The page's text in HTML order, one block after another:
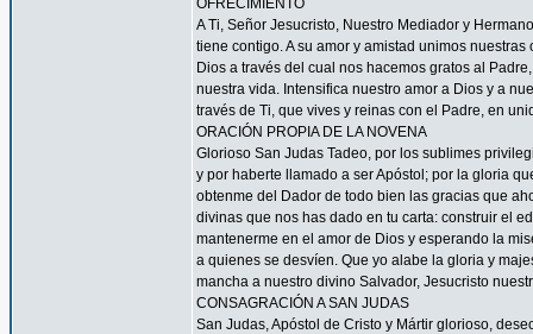
OFRECIMIENTO
A Ti, Señor Jesucristo, Nuestro Mediador y
tiene contigo. A su amor y amistad unimos
Dios a través del cual nos hacemos gratos al
nuestra vida. Intensifica nuestro amor a Dios y a
través de Ti, que vives y reinas con el Padre, en
ORACIÓN PROPIA DE LA NOVENA
Glorioso San Judas Tadeo, por los sublimes
y por haberte llamado a ser Apóstol; por la gloria
obtenme del Dador de todo bien las gracias que
divinas que nos has dado en tu carta: construir el
mantenerme en el amor de Dios y esperando la
a quienes se desvíen. Que yo alabe la gloria y
mancha a nuestro divino Salvador, Jesucristo
CONSAGRACIÓN A SAN JUDAS
San Judas, Apóstol de Cristo y Mártir glorioso,